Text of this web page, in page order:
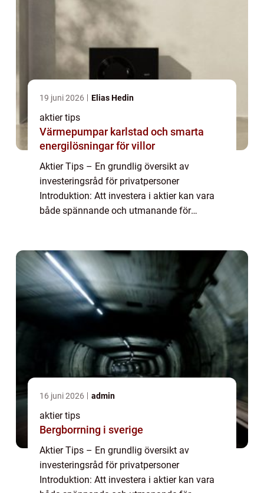
19 juni 2026 Elias Hedin
aktier tips
Värmepumpar karlstad och smarta
energilösningar för villor
Aktier Tips – En grundlig översikt av
investeringsråd för privatpersoner
Introduktion: Att investera i aktier kan vara
både spännande och utmanande för
tillgång t...
16 juni 2026 admin
aktier tips
Bergborrning i sverige
Aktier Tips – En grundlig översikt av
investeringsråd för privatpersoner
Introduktion: Att investera i aktier kan vara